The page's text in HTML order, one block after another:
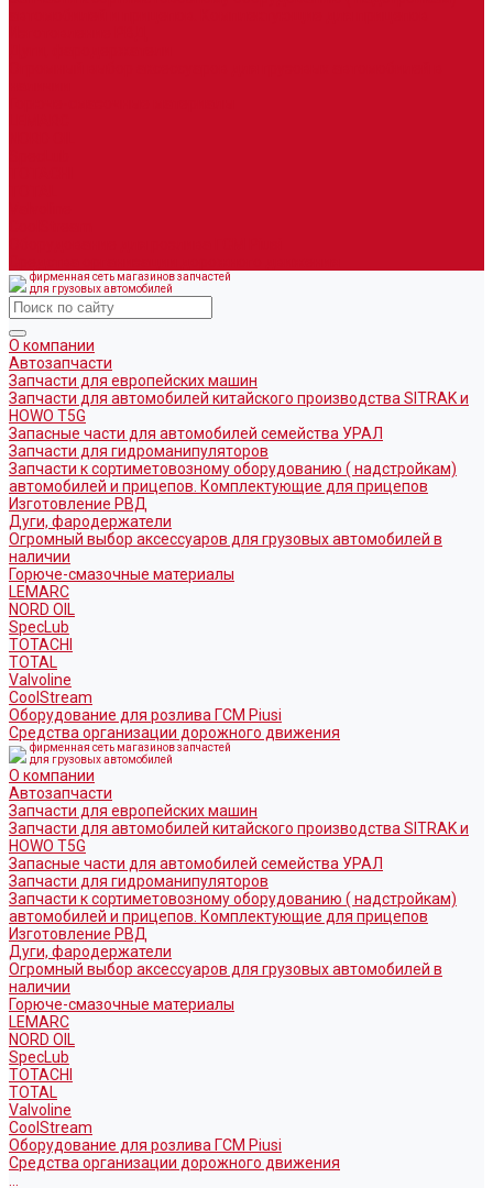
фирменная сеть магазинов запчастей
для грузовых автомобилей
О компании
Автозапчасти
Запчасти для европейских машин
Запчасти для автомобилей китайского производства SITRAK и
HOWO T5G
Запасные части для автомобилей семейства УРАЛ
Запчасти для гидроманипуляторов
Запчасти к сортиметовозному оборудованию ( надстройкам)
автомобилей и прицепов. Комплектующие для прицепов
Изготовление РВД
Дуги, фародержатели
Огромный выбор аксессуаров для грузовых автомобилей в
наличии
Горюче-смазочные материалы
LEMARC
NORD OIL
SpecLub
TOTACHI
TOTAL
Valvoline
CoolStream
Оборудование для розлива ГСМ Piusi
Средства организации дорожного движения
фирменная сеть магазинов запчастей
для грузовых автомобилей
О компании
Автозапчасти
Запчасти для европейских машин
Запчасти для автомобилей китайского производства SITRAK и
HOWO T5G
Запасные части для автомобилей семейства УРАЛ
Запчасти для гидроманипуляторов
Запчасти к сортиметовозному оборудованию ( надстройкам)
автомобилей и прицепов. Комплектующие для прицепов
Изготовление РВД
Дуги, фародержатели
Огромный выбор аксессуаров для грузовых автомобилей в
наличии
Горюче-смазочные материалы
LEMARC
NORD OIL
SpecLub
TOTACHI
TOTAL
Valvoline
CoolStream
Оборудование для розлива ГСМ Piusi
Средства организации дорожного движения